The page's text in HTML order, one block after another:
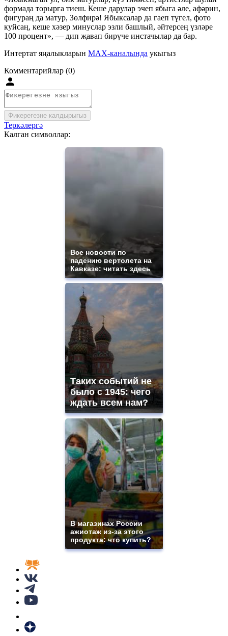
формада торырга тиеш. Кеше дарулар эчеп ябыга әле, афәрин,
фигураң да матур, Зөлфирә! Ябыксалар да гаеп түгел, фото
куйсаң, кеше хәзер минуслар эзли башлый, әйтерсең үзләре
100 процент», — дип җавап бирүче инстачылар да бар.
Интертат яңалыкларын MAX-каналында укыгыз
Комментарийлар (0)
Фикерегезне калдырыгыз
Теркәлергә
Калган символлар:
Все новости по
падению вертолета на
Кавказе: читать здесь
Таких событий не
было с 1945: чего
ждать всем нам?
В магазинах России
ажиотаж из-за этого
продукта: что купить?